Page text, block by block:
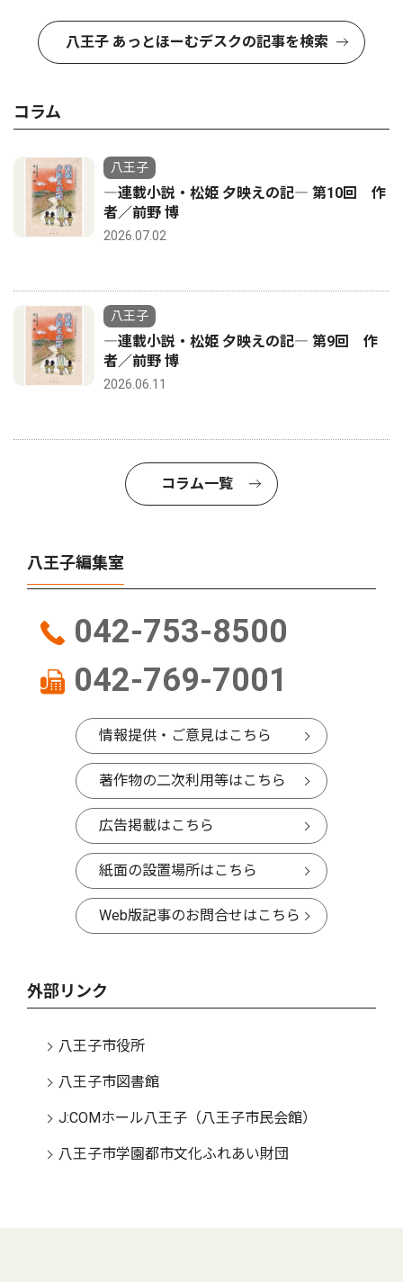
八王子 あっとほーむデスクの記事を検索
コラム
八王子
―連載小説・松姫 夕映えの記― 第10回 作
者／前野 博
2026.07.02
八王子
―連載小説・松姫 夕映えの記― 第9回 作
者／前野 博
2026.06.11
コラム一覧
八王子編集室
042-753-8500
042-769-7001
情報提供・ご意見はこちら
著作物の二次利用等はこちら
広告掲載はこちら
紙面の設置場所はこちら
Web版記事のお問合せはこちら
外部リンク
八王子市役所
八王子市図書館
J:COMホール八王子（八王子市民会館）
八王子市学園都市文化ふれあい財団